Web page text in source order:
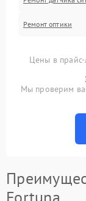
Ремонт оптики
Цены в прайс-
Мы проверим